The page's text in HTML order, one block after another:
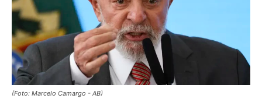
(Foto: Marcelo Camargo - AB)